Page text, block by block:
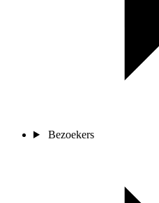
Bezoekers